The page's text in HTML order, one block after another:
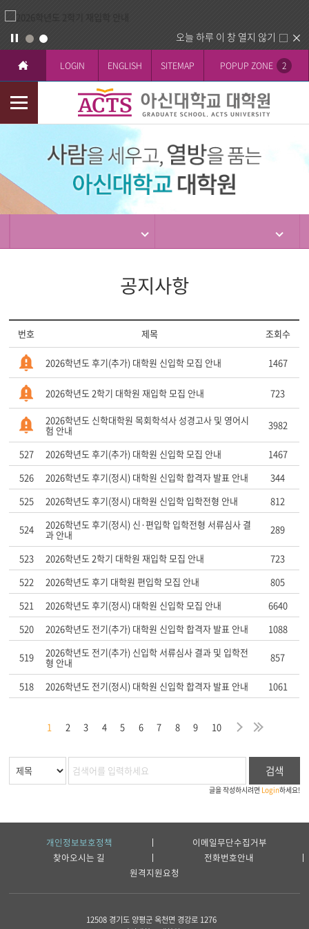
오늘 하루 이 창 열지 않기
LOGIN ENGLISH SITEMAP POPUP ZONE 2
모
바
공지사항
번호 제목 조회수
2026학년도 후기(추가) 대학원 신입학 모집 안내 1467
2026학년도 2학기 대학원 재입학 모집 안내 723
2026학년도 신학대학원 목회학석사 성경고사 및 영어시
험 안내 3982
527 2026학년도 후기(추가) 대학원 신입학 모집 안내
1467
526
2026학년도 후기(정시) 대학원 신입학 합격자 발표 안내
344
525
2026학년도 후기(정시) 대학원 신입학 입학전형 안내 812
524 2026학년도 후기(정시) 신·편입학 입학전형 서류심사 결
과 안내 289
523 2026학년도 2학기 대학원 재입학 모집 안내
723
522
2026학년도 후기 대학원 편입학 모집 안내
805
521
2026학년도 후기(정시) 대학원 신입학 모집 안내
6640
520
2026학년도 전기(추가) 대학원 신입학 합격자 발표 안내 1088
519 2026학년도 전기(추가) 신입학 서류심사 결과 및 입학전
형 안내 857
518 2026학년도 전기(정시) 대학원 신입학 합격자 발표 안내 1061
1 2 3 4 5 6 7 8 9 10 다 마
검색
글을 작성하시려면 Login하세요!
개인정보보호정책
이메일무단수집거부
찾아오시는 길
전화번호안내
원격지원요청
12508 경기도 양평군 옥천면 경강로 1276